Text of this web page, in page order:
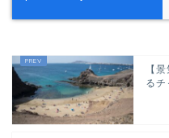
【
る